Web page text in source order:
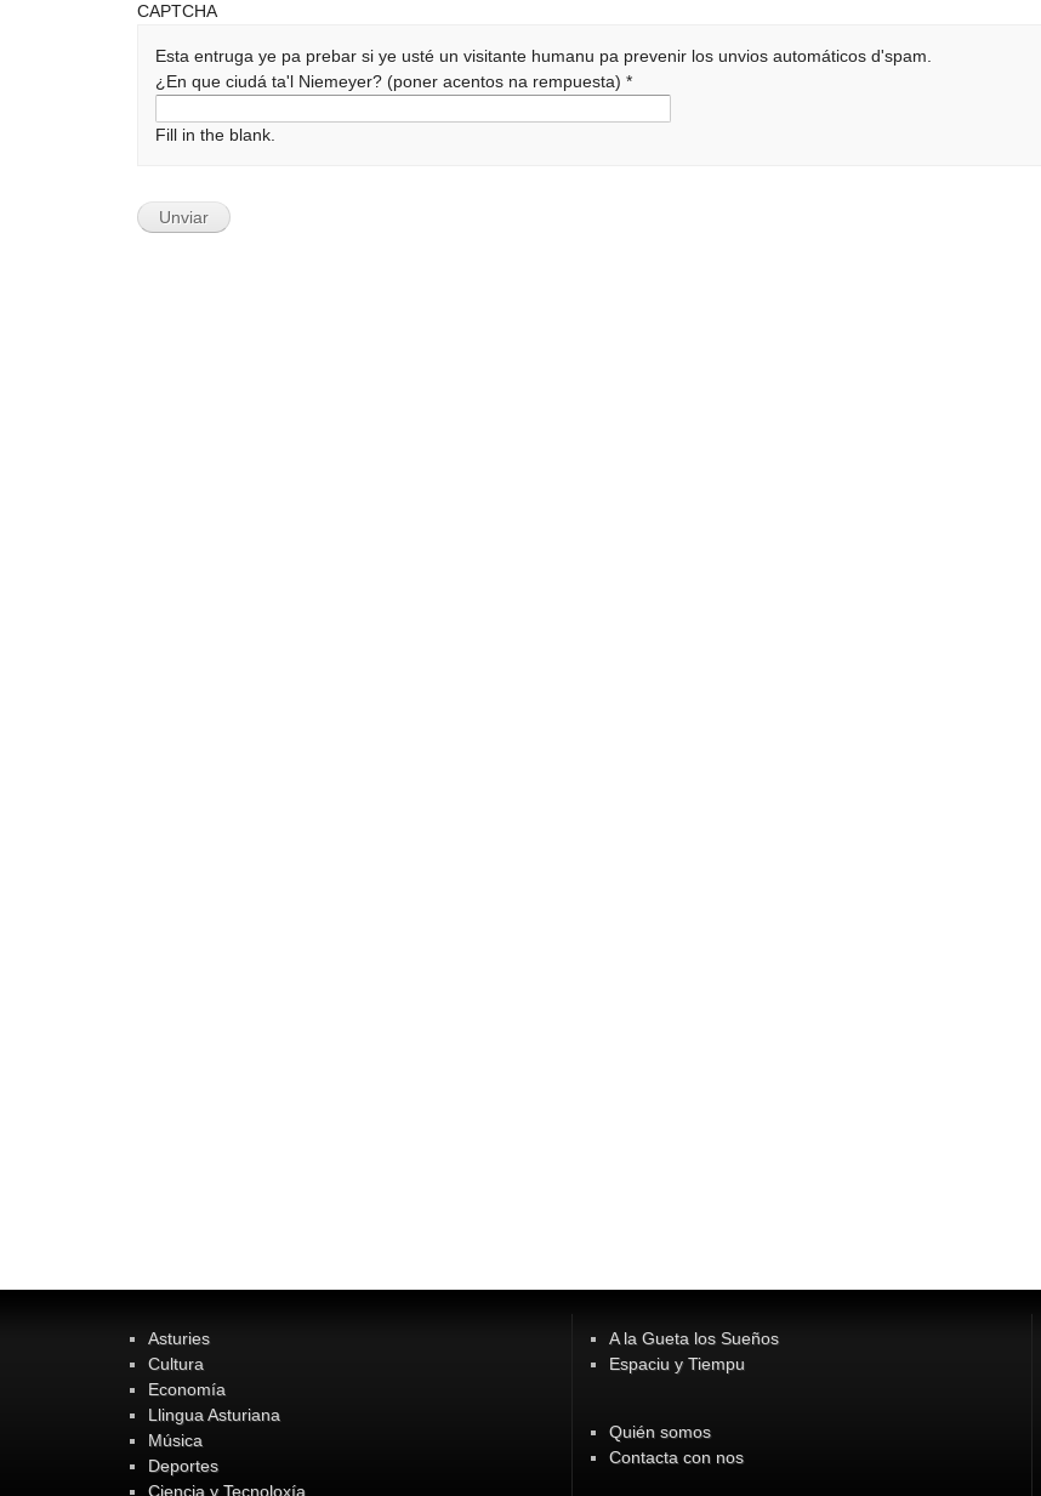
CAPTCHA
Esta entruga ye pa prebar si ye usté un visitante humanu pa prevenir los unvios automáticos d'spam.
¿En que ciudá ta'l Niemeyer? (poner acentos na rempuesta)*
Fill in the blank.
Asturies
Cultura
Economía
Llingua Asturiana
Música
Deportes
Ciencia y Tecnoloxía
A la Gueta los Sueños
Espaciu y Tiempu
Quién somos
Contacta con nos